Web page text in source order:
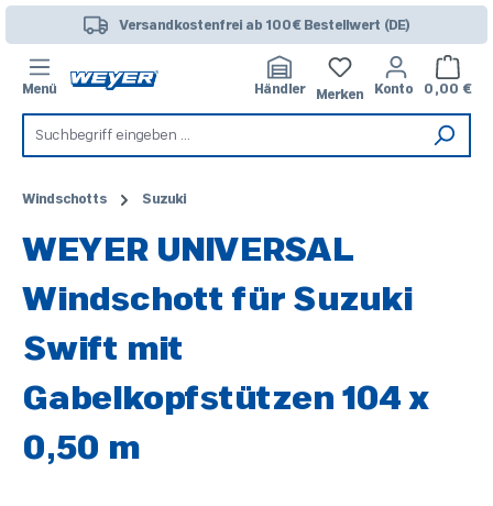
Zum Hauptinhalt springenVersandkostenfrei ab 100€ Bestellwert (DE)
Menü Händler Merken Konto 0,00 €
Windschotts Suzuki
WEYER UNIVERSAL
Windschott für Suzuki
Swift mit
Gabelkopfstützen 104 x
0,50 m